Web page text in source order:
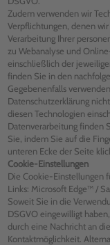
Zudem verwenden wir
Verpflichtungen, denen
Verarbeitung Ihrer
zu Webanalyse und
einschließlich der
finden Sie in den
Gegebenenfalls
Datenschutzerklärung
diesen Technologien
Datenverarbeitung finden
Sie, indem Sie auf die
unteren Ecke der Seite
Cookie-Einstellungen
Die Cookie-Einstellungen
Links: Microsoft Edge™ /
Soweit Sie in die
DSGVO eingewilligt
durch eine Nachricht an
Kontaktmöglichkeit.